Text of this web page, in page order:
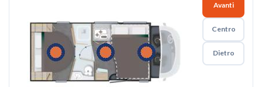
Avanti
Centro
Dietro